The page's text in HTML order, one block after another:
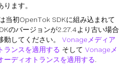
ます。
当初OpenTok SDKに組み込まれて
のバージョンが2.27.4より古い場合
動してください。 Vonageメディア
ランスを適用する そして Vonageメ
ーディオトランスを適用する.